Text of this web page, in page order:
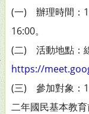
(一) 辦理時間：
16:00。
(二) 活動地點：
https://
(三) 參加對象：
二年國民基本教